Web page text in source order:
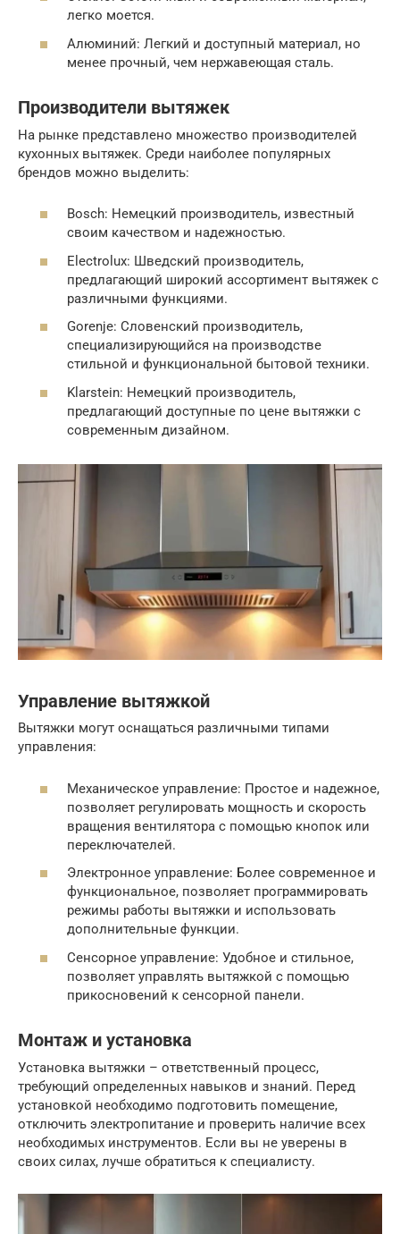
легко моется.
Алюминий: Легкий и доступный материал, но
менее прочный, чем нержавеющая сталь.
Производители вытяжек
На рынке представлено множество производителей
кухонных вытяжек. Среди наиболее популярных
брендов можно выделить:
Bosch: Немецкий производитель, известный
своим качеством и надежностью.
Electrolux: Шведский производитель,
предлагающий широкий ассортимент вытяжек с
различными функциями.
Gorenje: Словенский производитель,
специализирующийся на производстве
стильной и функциональной бытовой техники.
Klarstein: Немецкий производитель,
предлагающий доступные по цене вытяжки с
современным дизайном.
Управление вытяжкой
Вытяжки могут оснащаться различными типами
управления:
Механическое управление: Простое и надежное,
позволяет регулировать мощность и скорость
вращения вентилятора с помощью кнопок или
переключателей.
Электронное управление: Более современное и
функциональное, позволяет программировать
режимы работы вытяжки и использовать
дополнительные функции.
Сенсорное управление: Удобное и стильное,
позволяет управлять вытяжкой с помощью
прикосновений к сенсорной панели.
Монтаж и установка
Установка вытяжки – ответственный процесс,
требующий определенных навыков и знаний. Перед
установкой необходимо подготовить помещение,
отключить электропитание и проверить наличие всех
необходимых инструментов. Если вы не уверены в
своих силах, лучше обратиться к специалисту.